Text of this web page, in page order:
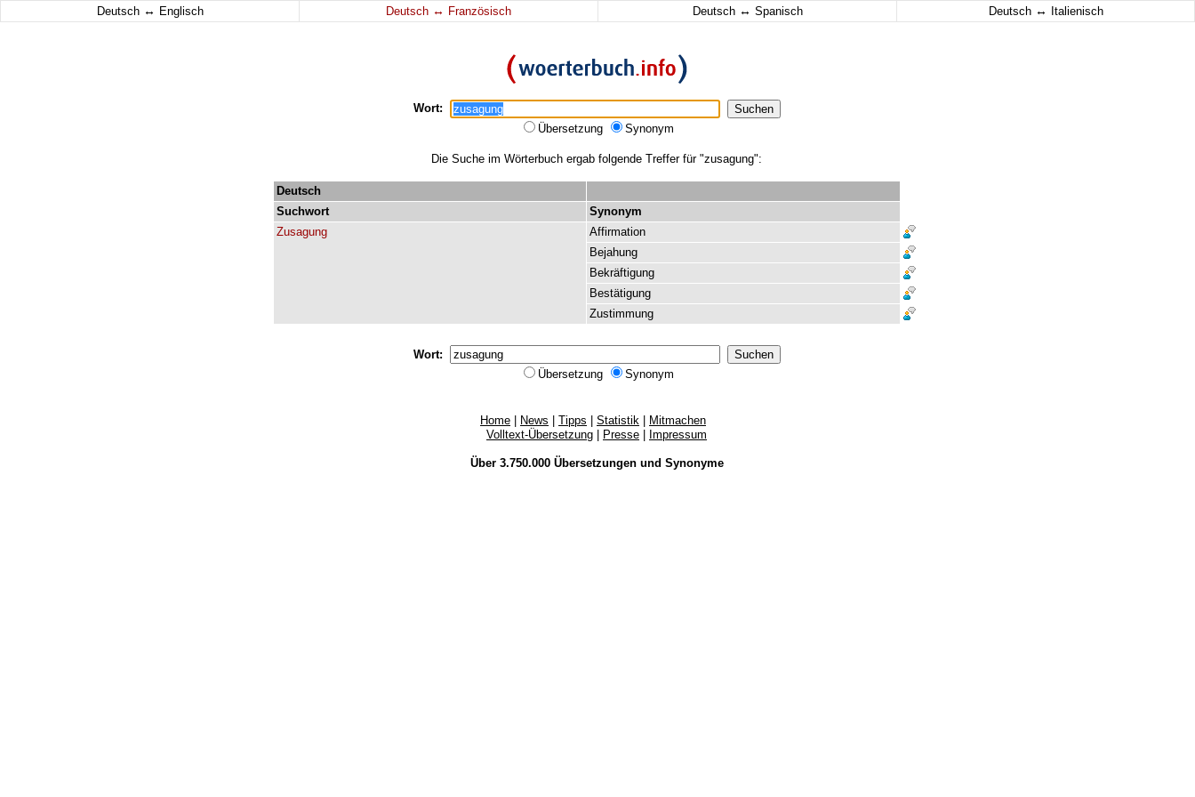
Deutsch ↔ Englisch Deutsch ↔ Französisch Deutsch ↔ Spanisch Deutsch ↔ Italienisch
Wort:
Übersetzung
Synonym
Die Suche im Wörterbuch ergab folgende Treffer für "zusagung":
Deutsch
Suchwort
Synonym
Zusagung
Affirmation
Bejahung
Bekräftigung
Bestätigung
Zustimmung
Wort:
Übersetzung
Synonym
Home News Tipps Statistik
Mitmachen
Volltext-Übersetzung
Presse Impressum
Über 3.750.000 Übersetzungenund Synonyme